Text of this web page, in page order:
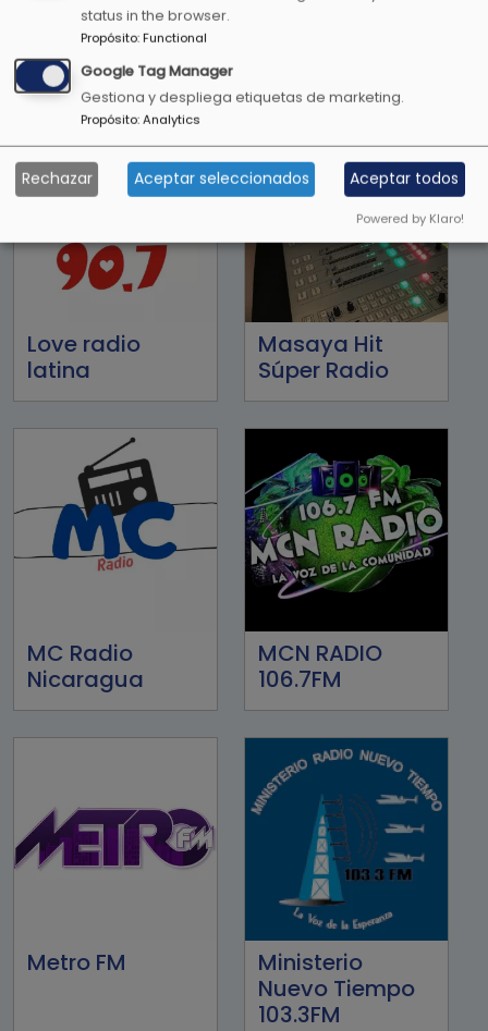
Lite FM 107.1FM
Love radio
latina
Masaya Hit
Súper Radio
MC Radio
Nicaragua
MCN RADIO
106.7FM
Metro FM
Ministerio
Nuevo Tiempo
103.3FM
status in the browser.
Propósito:Functional
Google Tag Manager
Gestiona y despliega etiquetas de marketing.
Propósito:Analytics
Rechazar Aceptar seleccionados Aceptar todos
Powered by Klaro!